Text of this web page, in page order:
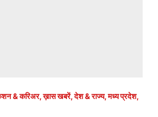
& करिअर,ख़ास खबरें,देश & राज्य,मध्य प्रदेश,